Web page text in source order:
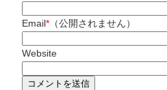
Email*（公開されません）
Website